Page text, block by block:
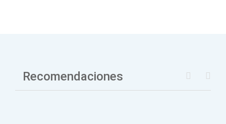
Recomendaciones